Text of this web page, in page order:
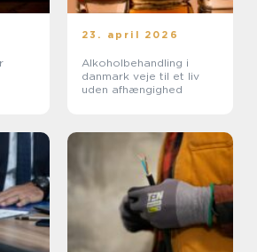
23. april 2026
Alkoholbehandling i
danmark veje til et liv
uden afhængighed